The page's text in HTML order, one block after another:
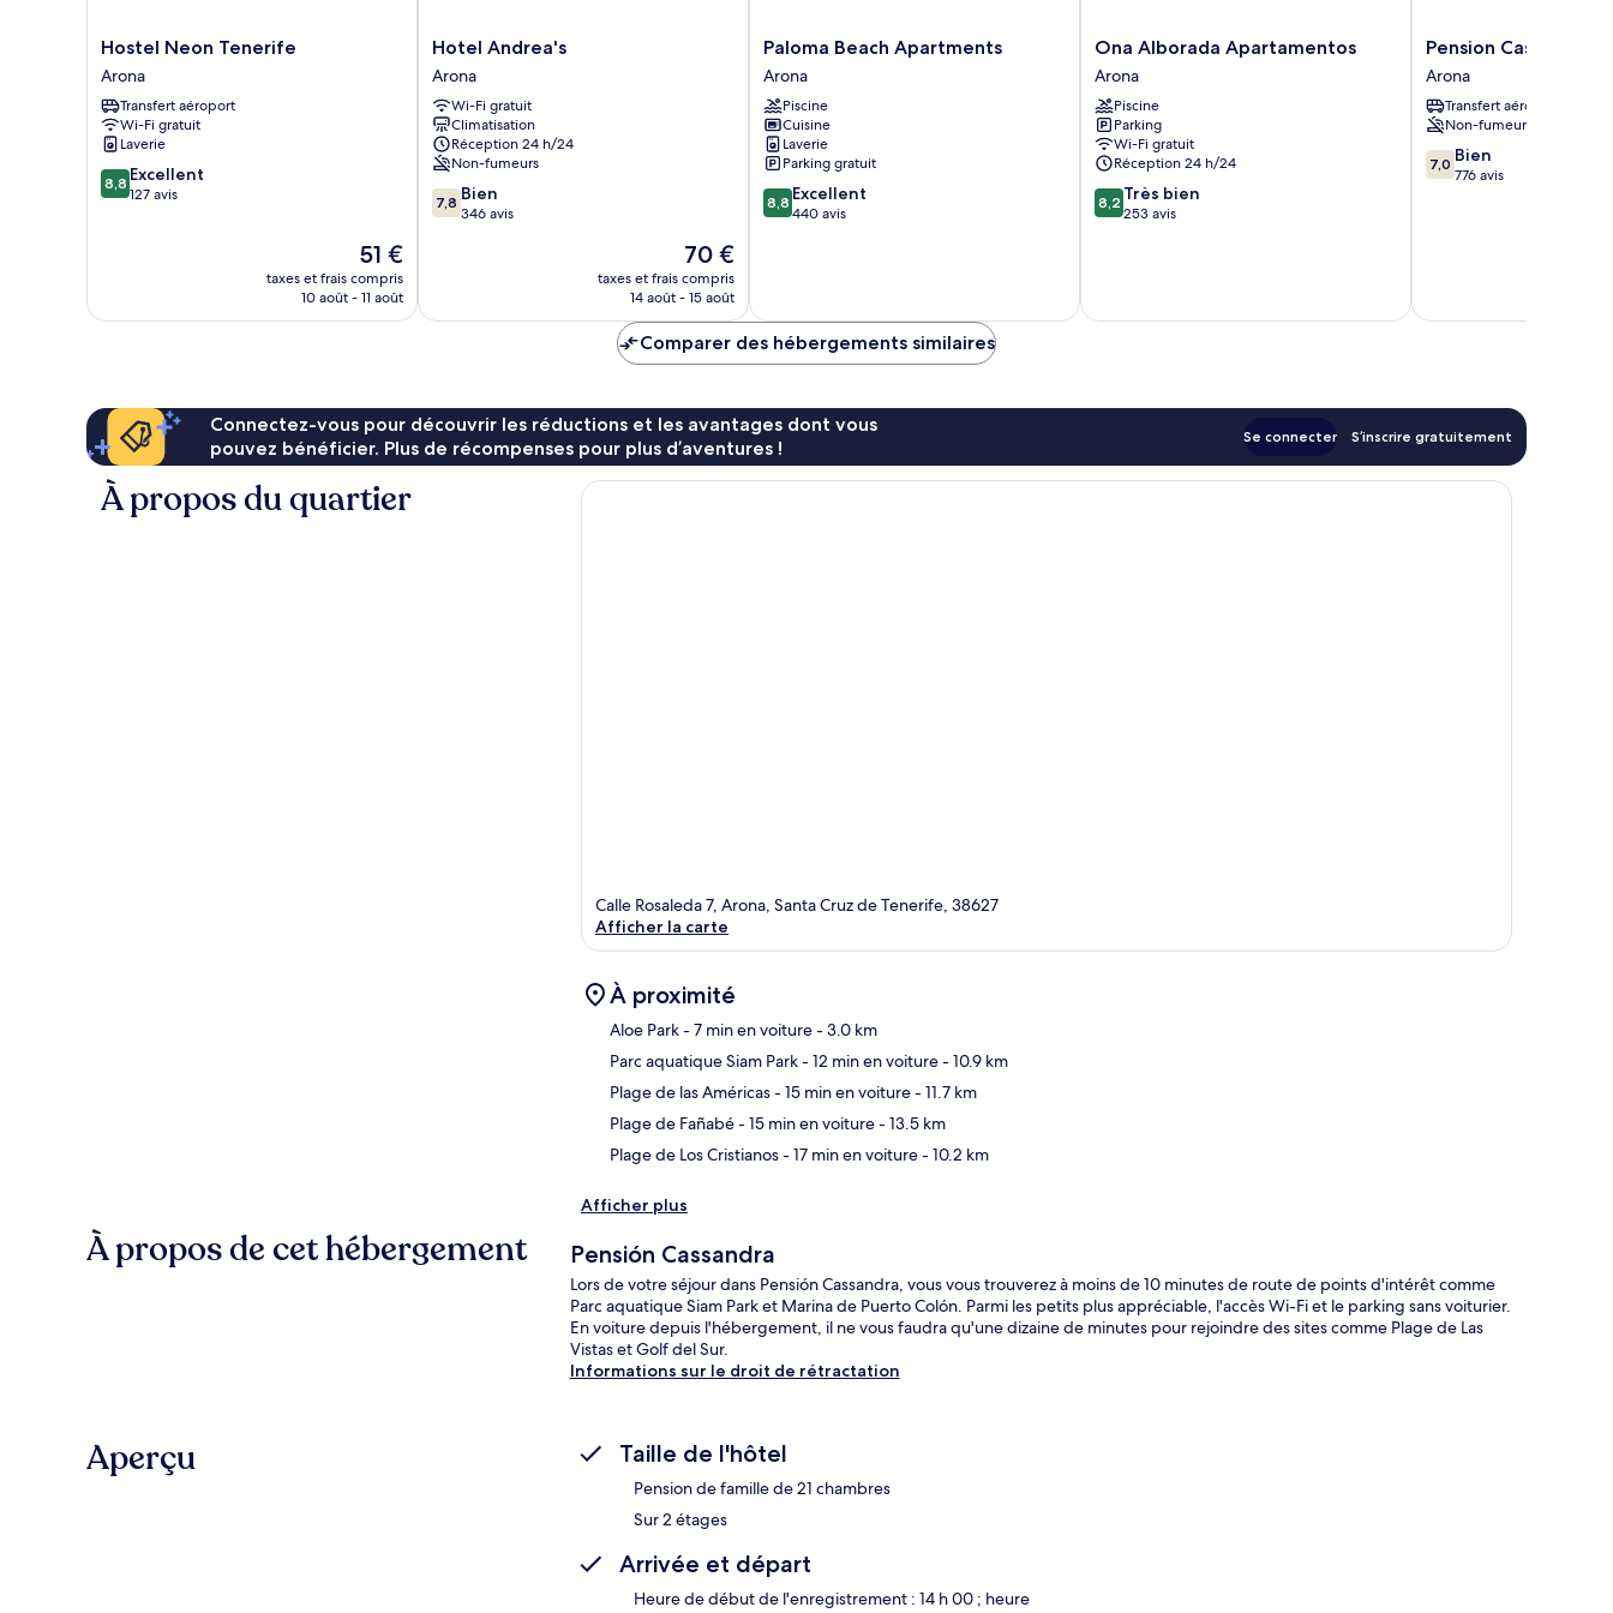
Hostel
Neon
Tenerife
Arona
Hostel Neon Tenerife
Arona
Transfert aéroport
Wi-Fi gratuit
Laverie
8.8
sur
8,8 Excellent
127 avis
Le
nouveau
prix
51 €
taxes et frais compris
10 août - 11 août
Hotel
Andrea's
Arona
Hotel Andrea's
Arona
Wi-Fi gratuit
Climatisation
Réception 24 h/24
Non-fumeurs
7.8
sur
7,8 Bien
346 avis
Le
nouveau
prix
de
70 €
70 €
taxes et frais compris
14 août - 15 août
Paloma
Beach
Apartments
Arona
Paloma Beach Apartments
Arona
Piscine
Cuisine
Laverie
Parking gratuit
8.8
sur
8,8 Excellent
440 avis
Ona
Alborada
Apartamentos
Arona
Ona Alborada Apartamentos
Arona
Piscine
Parking
Wi-Fi gratuit
Réception 24 h/24
8.2
sur
8,2 Très bien
253 avis
Pension
Casa
Blanca
Arona
Pension Casa Blanca
Arona
Transfert aéroport
Non-fumeurs
7.0
sur
7,0 Bien
776 avis
Comparer des hébergements similaires
Connectez-vous pour découvrir les réductions et les avantages dont vous
pouvez bénéficier. Plus de récompenses pour plus d’aventures !
Se connecter S’inscrire gratuitement
À propos du quartier
Calle Rosaleda 7, Arona, Santa Cruz de Tenerife, 38627
Afficher la carte
À proximité
Aloe Park- 7 min en voiture- 3.0 km
Parc aquatique Siam Park- 12 min en voiture- 10.9 km
Plage de las Américas- 15 min en voiture- 11.7 km
Plage de Fañabé- 15 min en voiture- 13.5 km
Plage de Los Cristianos- 17 min en voiture- 10.2 km
Afficher plus
À propos de cet hébergement Pensión Cassandra
Lors de votre séjour dans Pensión Cassandra, vous vous trouverez à moins de 10 minutes de route de points d'intérêt comme
Parc aquatique Siam Park et Marina de Puerto Colón. Parmi les petits plus appréciable, l'accès Wi-Fi et le parking sans voiturier.
En voiture depuis l'hébergement, il ne vous faudra qu'une dizaine de minutes pour rejoindre des sites comme Plage de Las
Vistas et Golf del Sur.
Informations sur le droit de rétractation
Aperçu Taille de l'hôtel
Pension de famille de 21 chambres
Sur 2 étages
Arrivée et départ
Heure de début de l'enregistrement : 14 h 00 ; heure